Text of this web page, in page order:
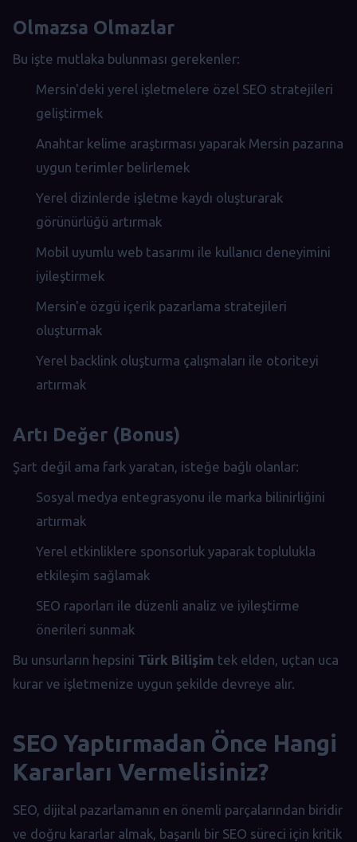
Olmazsa Olmazlar
Bu işte mutlaka bulunması gerekenler:
Mersin'deki yerel işletmelere özel SEO stratejileri
geliştirmek
Anahtar kelime araştırması yaparak Mersin pazarına
uygun terimler belirlemek
Yerel dizinlerde işletme kaydı oluşturarak
görünürlüğü artırmak
Mobil uyumlu web tasarımı ile kullanıcı deneyimini
iyileştirmek
Mersin'e özgü içerik pazarlama stratejileri
oluşturmak
Yerel backlink oluşturma çalışmaları ile otoriteyi
artırmak
Artı Değer (Bonus)
Şart değil ama fark yaratan, isteğe bağlı olanlar:
Sosyal medya entegrasyonu ile marka bilinirliğini
artırmak
Yerel etkinliklere sponsorluk yaparak toplulukla
etkileşim sağlamak
SEO raporları ile düzenli analiz ve iyileştirme
önerileri sunmak
Bu unsurların hepsini Türk Bilişim tek elden, uçtan uca
kurar ve işletmenize uygun şekilde devreye alır.
SEO Yaptırmadan Önce Hangi
Kararları Vermelisiniz?
SEO, dijital pazarlamanın en önemli parçalarından biridir
ve doğru kararlar almak, başarılı bir SEO süreci için kritik